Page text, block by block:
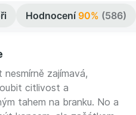
Hodnocení 90% (586)
zajímavá,
citlivost a
tahem na branku. No a